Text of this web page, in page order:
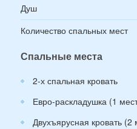
Душ
Количество спальных мест
Спальные места
2-х спальная кровать
Евро-раскладушка (1
Двухъярусная кровать (2